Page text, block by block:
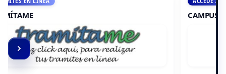
CAMPUS VIRTUAL